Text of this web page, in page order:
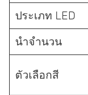
ประเภท LED
นำจำนวน
ตัวเลือกสี